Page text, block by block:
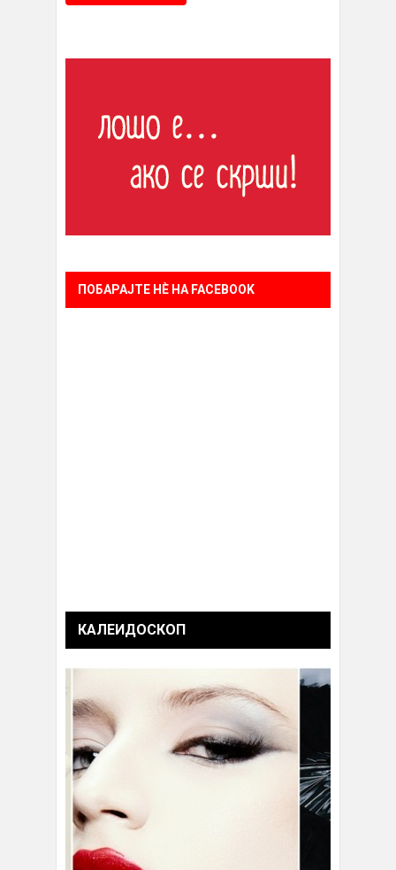
ПОБАРАЈТЕ НÈ НА FACEBOOK
КАЛЕИДОСКОП